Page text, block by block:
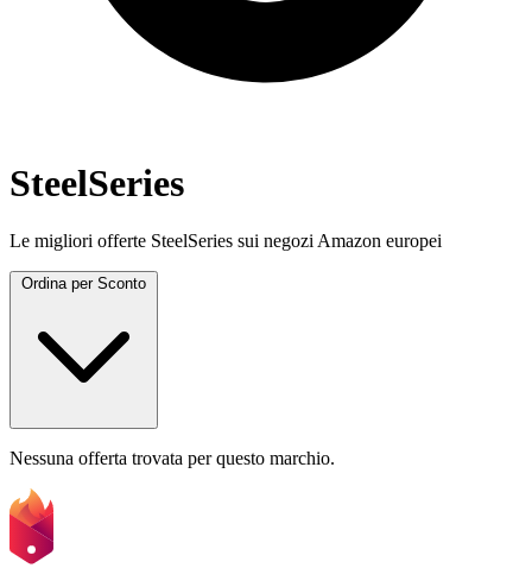
SteelSeries
Le migliori offerte SteelSeries sui negozi Amazon europei
Ordina per Sconto
Nessuna offerta trovata per questo marchio.